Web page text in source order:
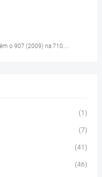
o 907 (2009) na 710....
(1)
(7)
(41)
(46)